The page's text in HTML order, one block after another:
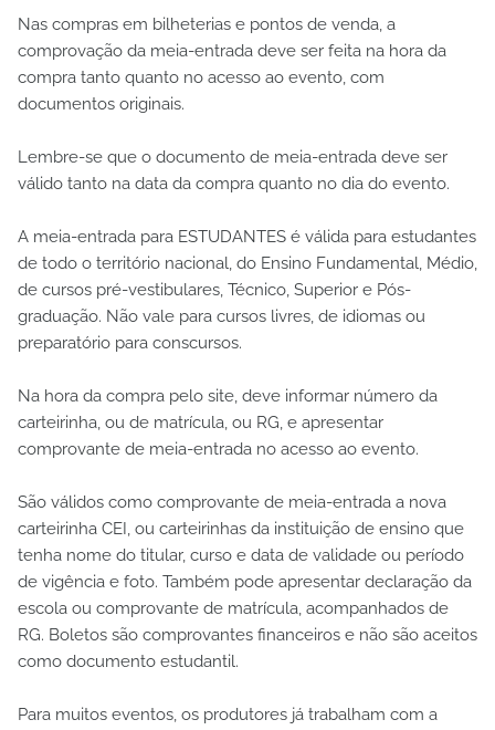
Nas compras em bilheterias e pontos de venda, a
comprovação da meia-entrada deve ser feita na hora da
compra tanto quanto no acesso ao evento, com
documentos originais.
Lembre-se que o documento de meia-entrada deve ser
válido tanto na data da compra quanto no dia do evento.
A meia-entrada para ESTUDANTES é válida para estudantes
de todo o território nacional, do Ensino Fundamental, Médio,
de cursos pré-vestibulares, Técnico, Superior e Pós-
graduação. Não vale para cursos livres, de idiomas ou
preparatório para conscursos.
Na hora da compra pelo site, deve informar número da
carteirinha, ou de matrícula, ou RG, e apresentar
comprovante de meia-entrada no acesso ao evento.
São válidos como comprovante de meia-entrada a nova
carteirinha CEI, ou carteirinhas da instituição de ensino que
tenha nome do titular, curso e data de validade ou período
de vigência e foto. Também pode apresentar declaração da
escola ou comprovante de matrícula, acompanhados de
RG. Boletos são comprovantes financeiros e não são aceitos
como documento estudantil.
Para muitos eventos, os produtores já trabalham com a